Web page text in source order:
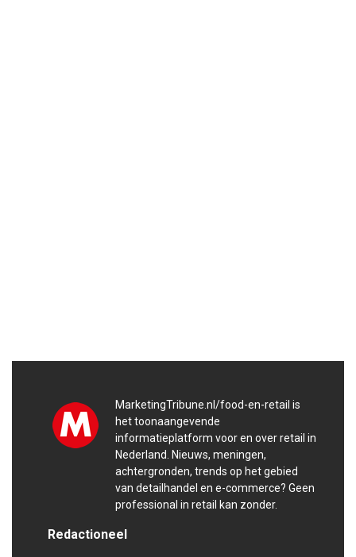
MarketingTribune.nl/food-en-retail is
het toonaangevende
informatieplatform voor en over retail in
Nederland. Nieuws, meningen,
achtergronden, trends op het gebied
van detailhandel en e-commerce? Geen
professional in retail kan zonder.
Redactioneel